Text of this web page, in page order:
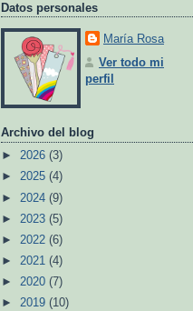
Datos personales
María Rosa
Ver todo mi
perfil
Archivo del blog
► 2026 (3)
► 2025 (4)
► 2024 (9)
► 2023 (5)
► 2022 (6)
► 2021 (4)
► 2020 (7)
► 2019 (10)